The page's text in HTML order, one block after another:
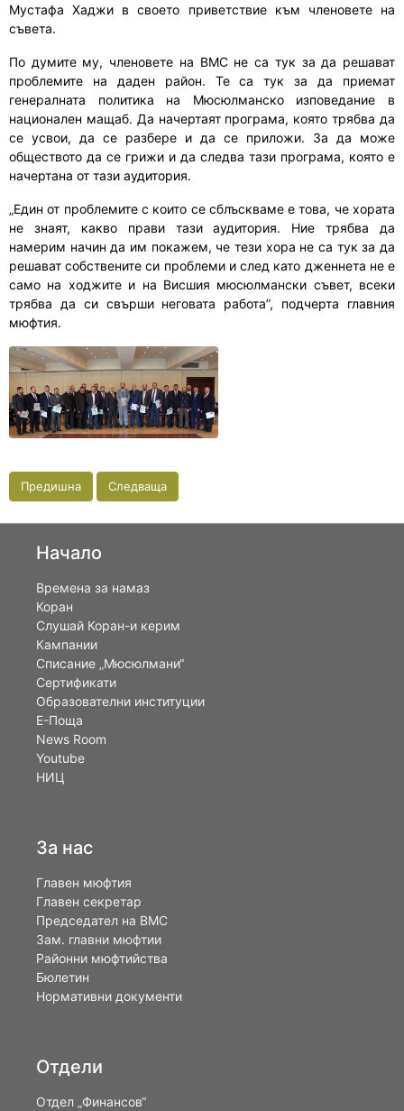
Мустафа Хаджи в своето приветствие към членовете на
съвета.
По думите му, членовете на ВМС не са тук за да решават
проблемите на даден район. Те са тук за да приемат
генералната политика на Мюсюлманско изповедание в
национален мащаб. Да начертаят програма, която трябва да
се усвои, да се разбере и да се приложи. За да може
обществото да се грижи и да следва тази програма, която е
начертана от тази аудитория.
„Един от проблемите с които се сблъскваме е това, че хората
не знаят, какво прави тази аудитория. Ние трябва да
намерим начин да им покажем, че тези хора не са тук за да
решават собствените си проблеми и след като дженнета не е
само на ходжите и на Висшия мюсюлмански съвет, всеки
трябва да си свърши неговата работа”, подчерта главния
мюфтия.
Предишна Следваща
Начало
Времена за намаз
Коран
Слушай Коран-и керим
Кампании
Списание „Мюсюлмани“
Сертификати
Образователни институции
Е-Поща
News Room
Youtube
НИЦ
За нас
Главен мюфтия
Главен секретар
Председател на ВМС
Зам. главни мюфтии
Районни мюфтийства
Бюлетин
Нормативни документи
Отдели
Отдел „Финансов“